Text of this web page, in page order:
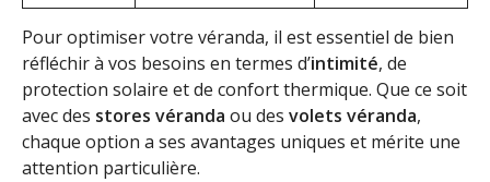
Pour optimiser votre véranda, il est essentiel de bien
réfléchir à vos besoins en termes d’intimité, de
protection solaire et de confort thermique. Que ce soit
avec des stores véranda ou des volets véranda,
chaque option a ses avantages uniques et mérite une
attention particulière.